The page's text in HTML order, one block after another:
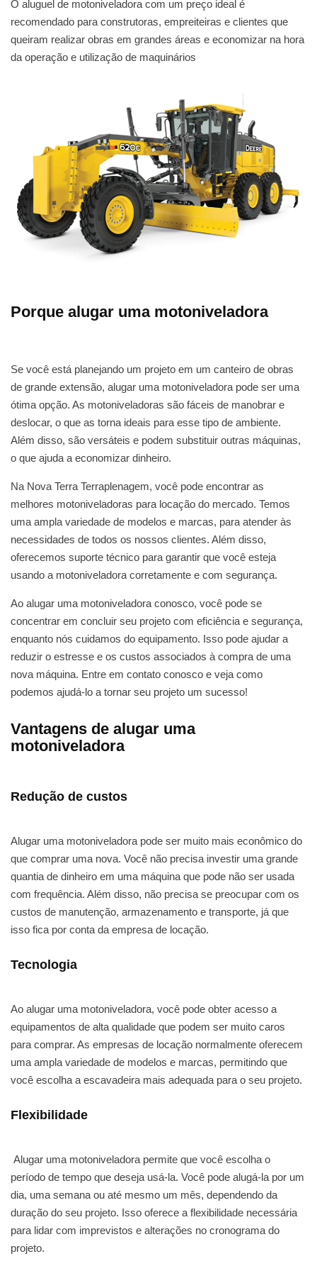
O aluguel de motoniveladora com um preço ideal é
recomendado para construtoras, empreiteiras e clientes que
queiram realizar obras em grandes áreas e economizar na hora
da operação e utilização de maquinários
Porque alugar uma motoniveladora
Se você está planejando um projeto em um canteiro de obras
de grande extensão, alugar uma motoniveladora pode ser uma
ótima opção. As motoniveladoras são fáceis de manobrar e
deslocar, o que as torna ideais para esse tipo de ambiente.
Além disso, são versáteis e podem substituir outras máquinas,
o que ajuda a economizar dinheiro.
Na Nova Terra Terraplenagem, você pode encontrar as
melhores motoniveladoras para locação do mercado. Temos
uma ampla variedade de modelos e marcas, para atender às
necessidades de todos os nossos clientes. Além disso,
oferecemos suporte técnico para garantir que você esteja
usando a motoniveladora corretamente e com segurança.
Ao alugar uma motoniveladora conosco, você pode se
concentrar em concluir seu projeto com eficiência e segurança,
enquanto nós cuidamos do equipamento. Isso pode ajudar a
reduzir o estresse e os custos associados à compra de uma
nova máquina. Entre em contato conosco e veja como
podemos ajudá-lo a tornar seu projeto um sucesso!
Vantagens de alugar uma
motoniveladora
Redução de custos
Alugar uma motoniveladora pode ser muito mais econômico do
que comprar uma nova. Você não precisa investir uma grande
quantia de dinheiro em uma máquina que pode não ser usada
com frequência. Além disso, não precisa se preocupar com os
custos de manutenção, armazenamento e transporte, já que
isso fica por conta da empresa de locação.
Tecnologia
Ao alugar uma motoniveladora, você pode obter acesso a
equipamentos de alta qualidade que podem ser muito caros
para comprar. As empresas de locação normalmente oferecem
uma ampla variedade de modelos e marcas, permitindo que
você escolha a escavadeira mais adequada para o seu projeto.
Flexibilidade
Alugar uma motoniveladora permite que você escolha o
período de tempo que deseja usá-la. Você pode alugá-la por um
dia, uma semana ou até mesmo um mês, dependendo da
duração do seu projeto. Isso oferece a flexibilidade necessária
para lidar com imprevistos e alterações no cronograma do
projeto.